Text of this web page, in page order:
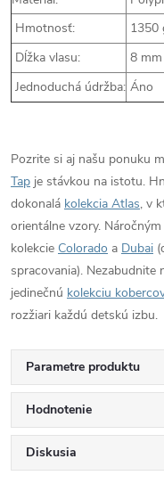
Hmotnosť:
1350
Dĺžka vlasu:
8 mm
Jednoduchá údržba: Áno
Pozrite si aj našu ponuku
Tap je stávkou na istotu.
dokonalá kolekcia Atlas, v
orientálne vzory.
kolekcie Colorado a Dubai
spracovania).
jedinečnú kolekciu
rozžiari každú detskú izbu.
Parametre produktu
Hodnotenie
Diskusia